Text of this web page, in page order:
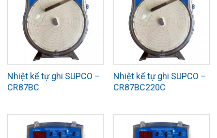
Nhiệt kế tự ghi SUPCO –
CR87BC
Nhiệt kế tự ghi SUPCO –
CR87BC220C